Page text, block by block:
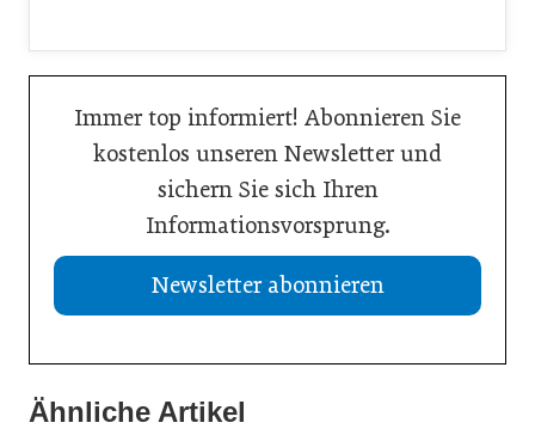
Immer top informiert! Abonnieren Sie
kostenlos unseren Newsletter und
sichern Sie sich Ihren
Informationsvorsprung.
Newsletter abonnieren
Ähnliche Artikel
21. Juli 2026